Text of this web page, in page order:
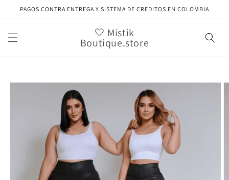
directamente
PAGOS CONTRA ENTREGA Y SISTEMA DE CREDITOS EN COLOMBIA
🤍 Mistik
Boutique.store
a la